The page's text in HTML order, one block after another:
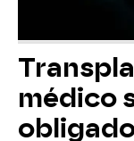
médico